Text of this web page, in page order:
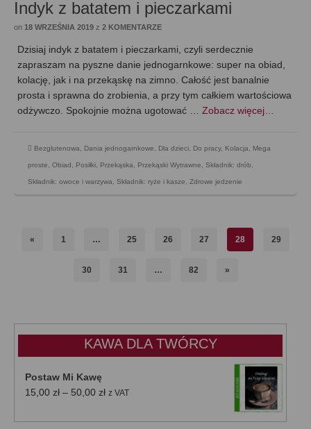
Indyk z batatem i pieczarkami
on 18 WRZEŚNIA 2019 z 2 KOMENTARZE
Dzisiaj indyk z batatem i pieczarkami, czyli serdecznie
zapraszam na pyszne danie jednogarnkowe: super na obiad,
kolację, jak i na przekąskę na zimno. Całość jest banalnie
prosta i sprawna do zrobienia, a przy tym całkiem wartościowa
odżywczo. Spokojnie można ugotować … Zobacz więcej…
Bezglutenowa Dania jednogarnkowe Dla dzieci Do pracy, Kolacja Mega
proste Obiad Posiłki Przekąska Przekąski Wytrawne Składnik: drób
Składnik: owoce i warzywa Składnik: ryże i kasze Zdrowe jedzenie
« 1 … 25 26 27 28 29
30 31 … 82 »
KAWA DLA TWÓRCY
Postaw Mi Kawę
15,00 zł – 50,00 złZakres
od
z VAT